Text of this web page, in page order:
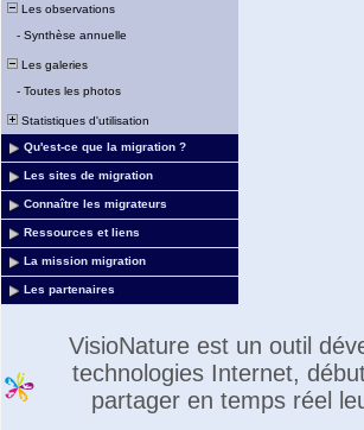
Les observations
- Synthèse annuelle
Les galeries
- Toutes les photos
Statistiques d'utilisation
Qu'est-ce que la migration ?
Les sites de migration
Connaître les migrateurs
Ressources et liens
La mission migration
Les partenaires
VisioNature est un outil
technologies Internet,
partager en temps réel